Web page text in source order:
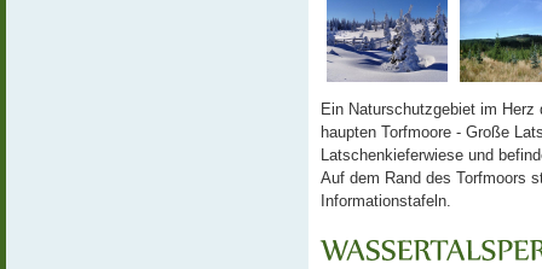
Ein Naturschutzgebiet im
haupten Torfmoore - Große
Latschenkieferwiese und
Auf dem Rand des Torfmoors
Informationstafeln.